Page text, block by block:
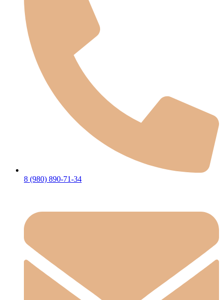
8 (980) 890-71-34